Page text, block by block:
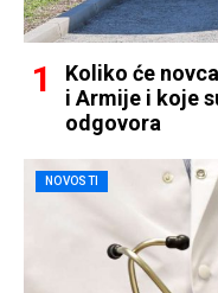
Koliko će
i Armije i koje
odgovora
NOVOSTI